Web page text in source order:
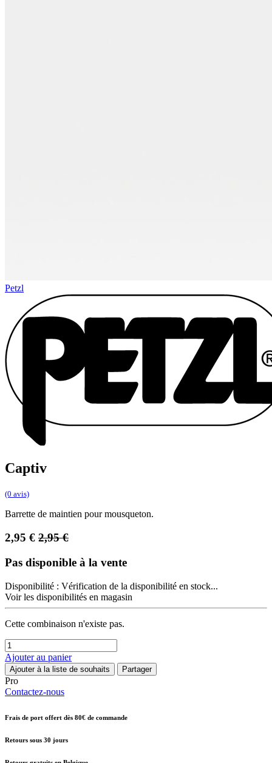
Petzl
Captiv
(0 avis)
Barrette de maintien pour mousqueton.
2,95 € 2,95€
Pas disponible à la vente
Disponibilité : Vérification de la disponibilité en stock...
Voir les disponibilités en magasin
Cette combinaison n'existe pas.
Ajouter au panier
Ajouter à la liste de souhaits Partager
Pro
Contactez-nous
Frais de port offert dès 80€ de commande
Retours sous 30 jours